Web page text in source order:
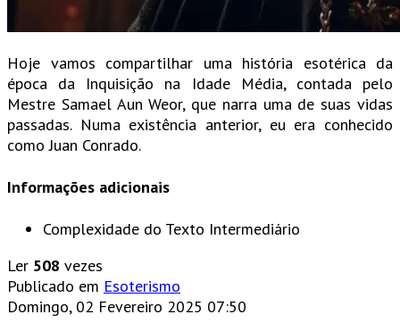
Hoje vamos compartilhar uma história esotérica da
época da Inquisição na Idade Média, contada pelo
Mestre Samael Aun Weor, que narra uma de suas vidas
passadas. Numa existência anterior, eu era conhecido
como Juan Conrado.
Informações adicionais
Complexidade do Texto Intermediário
Ler 508 vezes
Publicado em Esoterismo
Domingo, 02 Fevereiro 2025 07:50